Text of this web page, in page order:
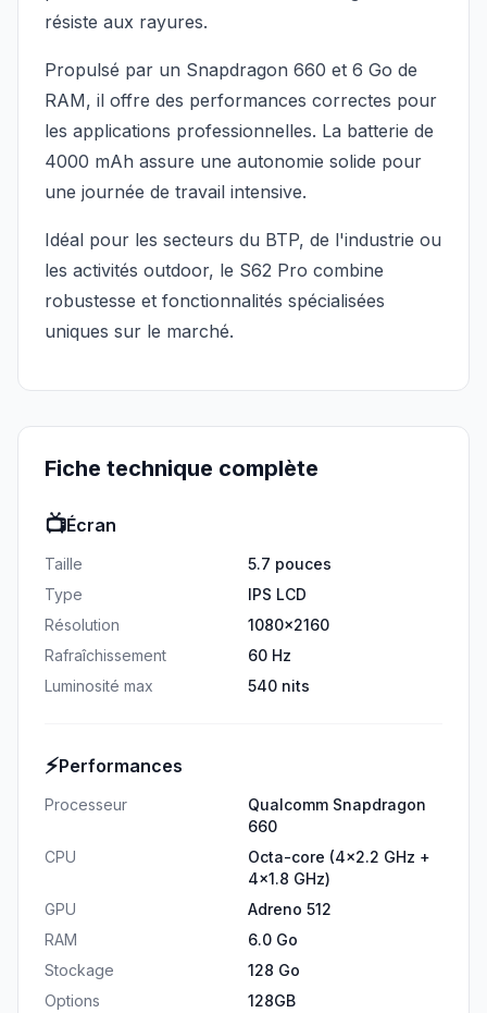
résiste aux rayures.
Propulsé par un Snapdragon 660 et 6 Go de
RAM, il offre des performances correctes pour
les applications professionnelles. La batterie de
4000 mAh assure une autonomie solide pour
une journée de travail intensive.
Idéal pour les secteurs du BTP, de l'industrie ou
les activités outdoor, le S62 Pro combine
robustesse et fonctionnalités spécialisées
uniques sur le marché.
Fiche technique complète
📺Écran
Taille
5.7 pouces
Type
IPS LCD
Résolution
1080x2160
Rafraîchissement
60 Hz
Luminosité max
540 nits
⚡Performances
Processeur
Qualcomm Snapdragon
660
CPU
Octa-core (4x2.2 GHz +
4x1.8 GHz)
GPU
Adreno 512
RAM
6.0 Go
Stockage
128 Go
Options
128GB